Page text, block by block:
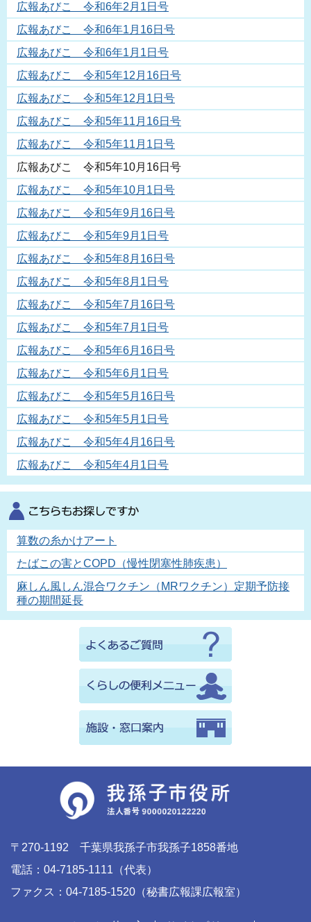
広報あびこ 令和6年2月1日号
広報あびこ 令和6年1月16日号
広報あびこ 令和6年1月1日号
広報あびこ 令和5年12月16日号
広報あびこ 令和5年12月1日号
広報あびこ 令和5年11月16日号
広報あびこ 令和5年11月1日号
広報あびこ 令和5年10月16日号
広報あびこ 令和5年10月1日号
広報あびこ 令和5年9月16日号
広報あびこ 令和5年9月1日号
広報あびこ 令和5年8月16日号
広報あびこ 令和5年8月1日号
広報あびこ 令和5年7月16日号
広報あびこ 令和5年7月1日号
広報あびこ 令和5年6月16日号
広報あびこ 令和5年6月1日号
広報あびこ 令和5年5月16日号
広報あびこ 令和5年5月1日号
広報あびこ 令和5年4月16日号
広報あびこ 令和5年4月1日号
算数の糸かけアート
たばこの害とCOPD（慢性閉塞性肺疾患）
麻しん風しん混合ワクチン（MRワクチン）定期予防接
種の期間延長
〒270-1192 千葉県我孫子市我孫子1858番地
電話：04-7185-1111（代表）
ファクス：04-7185-1520（秘書広報課広報室）